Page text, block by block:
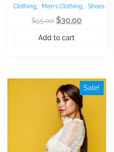
Clothing, Men's Clothing, Shoes
$55.00 Original
$30.00Current
Add to cart
Sale!